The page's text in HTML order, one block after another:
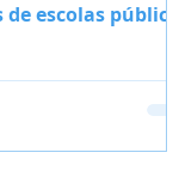
escolas públicas